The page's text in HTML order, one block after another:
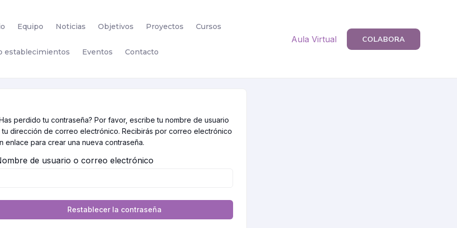
Equipo Noticias Objetivos Proyectos Cursos
establecimientos Eventos Contacto
Aula Virtual COLABORA
perdido tu contraseña? Por favor, escribe tu nombre de usuario
tu dirección de correo electrónico. Recibirás por correo electrónico
enlace para crear una nueva contraseña.
de usuario o correo electrónico
Restablecer la contraseña